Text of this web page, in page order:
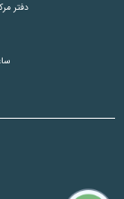
دفتر